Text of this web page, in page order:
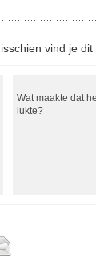
vind je
Wat maakte dat
lukte?